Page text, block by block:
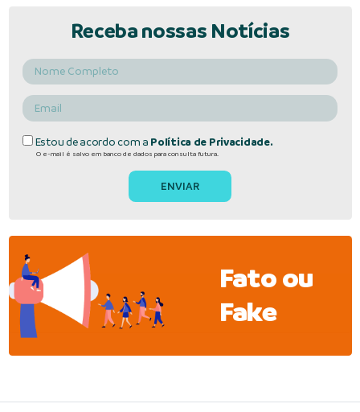
Receba nossas Notícias
Estou de acordo com a Política de Privacidade.
O e-mail é salvo em banco de dados para consulta futura.
Fato ou
Fake